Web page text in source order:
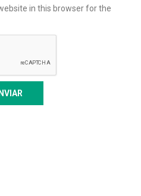
in this browser for the